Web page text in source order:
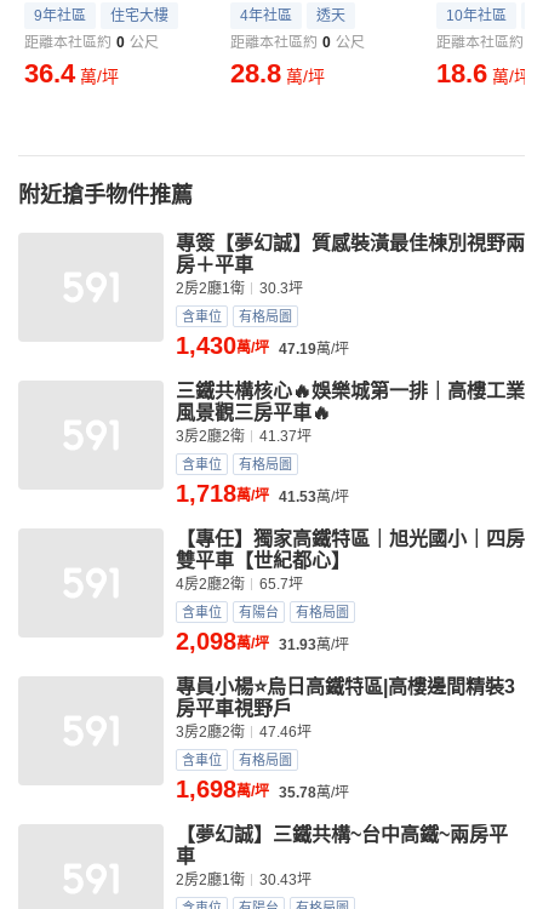
9年社區
住宅大樓
距離本社區約 0 公尺
36.4 萬/坪
4年社區
透天
距離本社區約 0 公尺
28.8 萬/坪
10年社區
距離本社區約
18.6 萬/坪
附近搶手物件推薦
專簽【夢幻誠】質感裝潢最佳棟別視野兩
房＋平車
2房2廳1衛 30.3坪
含車位 有格局圖
1,430萬/坪 47.19萬/坪
三鐵共構核心🔥娛樂城第一排｜高樓工業
風景觀三房平車🔥
3房2廳2衛 41.37坪
含車位 有格局圖
1,718萬/坪 41.53萬/坪
【專任】獨家高鐵特區｜旭光國小｜四房
雙平車【世紀都心】
4房2廳2衛 65.7坪
含車位 有陽台 有格局圖
2,098萬/坪 31.93萬/坪
專員小楊⭐烏日高鐵特區|高樓邊間精裝3
房平車視野戶
3房2廳2衛 47.46坪
含車位 有格局圖
1,698萬/坪 35.78萬/坪
【夢幻誠】三鐵共構~台中高鐵~兩房平
車
2房2廳1衛 30.43坪